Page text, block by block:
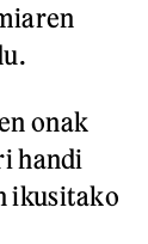
onak
handi
ikusitako